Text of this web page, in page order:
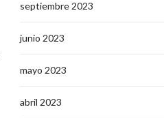
septiembre 2023
junio 2023
mayo 2023
abril 2023